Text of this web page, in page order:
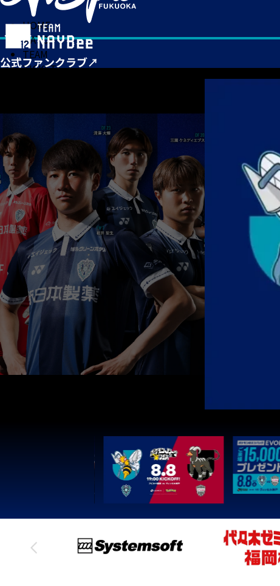
HOME
MATCH
TEAM
TICKET